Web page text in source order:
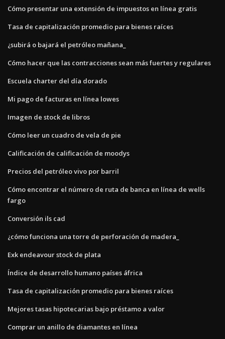
Cómo presentar una extensión de impuestos en línea gratis
Tasa de capitalización promedio para bienes raíces
¿subirá o bajará el petróleo mañana_
Cómo hacer que las contracciones sean más fuertes y regulares
Escuela charter del día dorado
Mi pago de facturas en línea lowes
Imagen de stock de libros
Cómo leer un cuadro de vela de pie
Calificación de calificación de moodys
Precios del petróleo vivo por barril
Cómo encontrar el número de ruta de banca en línea de wells
fargo
Conversión ils cad
¿cómo funciona una torre de perforación de madera_
Exk endeavour stock de plata
Índice de desarrollo humano países áfrica
Tasa de capitalización promedio para bienes raíces
Mejores tasas hipotecarias bajo préstamo a valor
Comprar un anillo de diamantes en línea